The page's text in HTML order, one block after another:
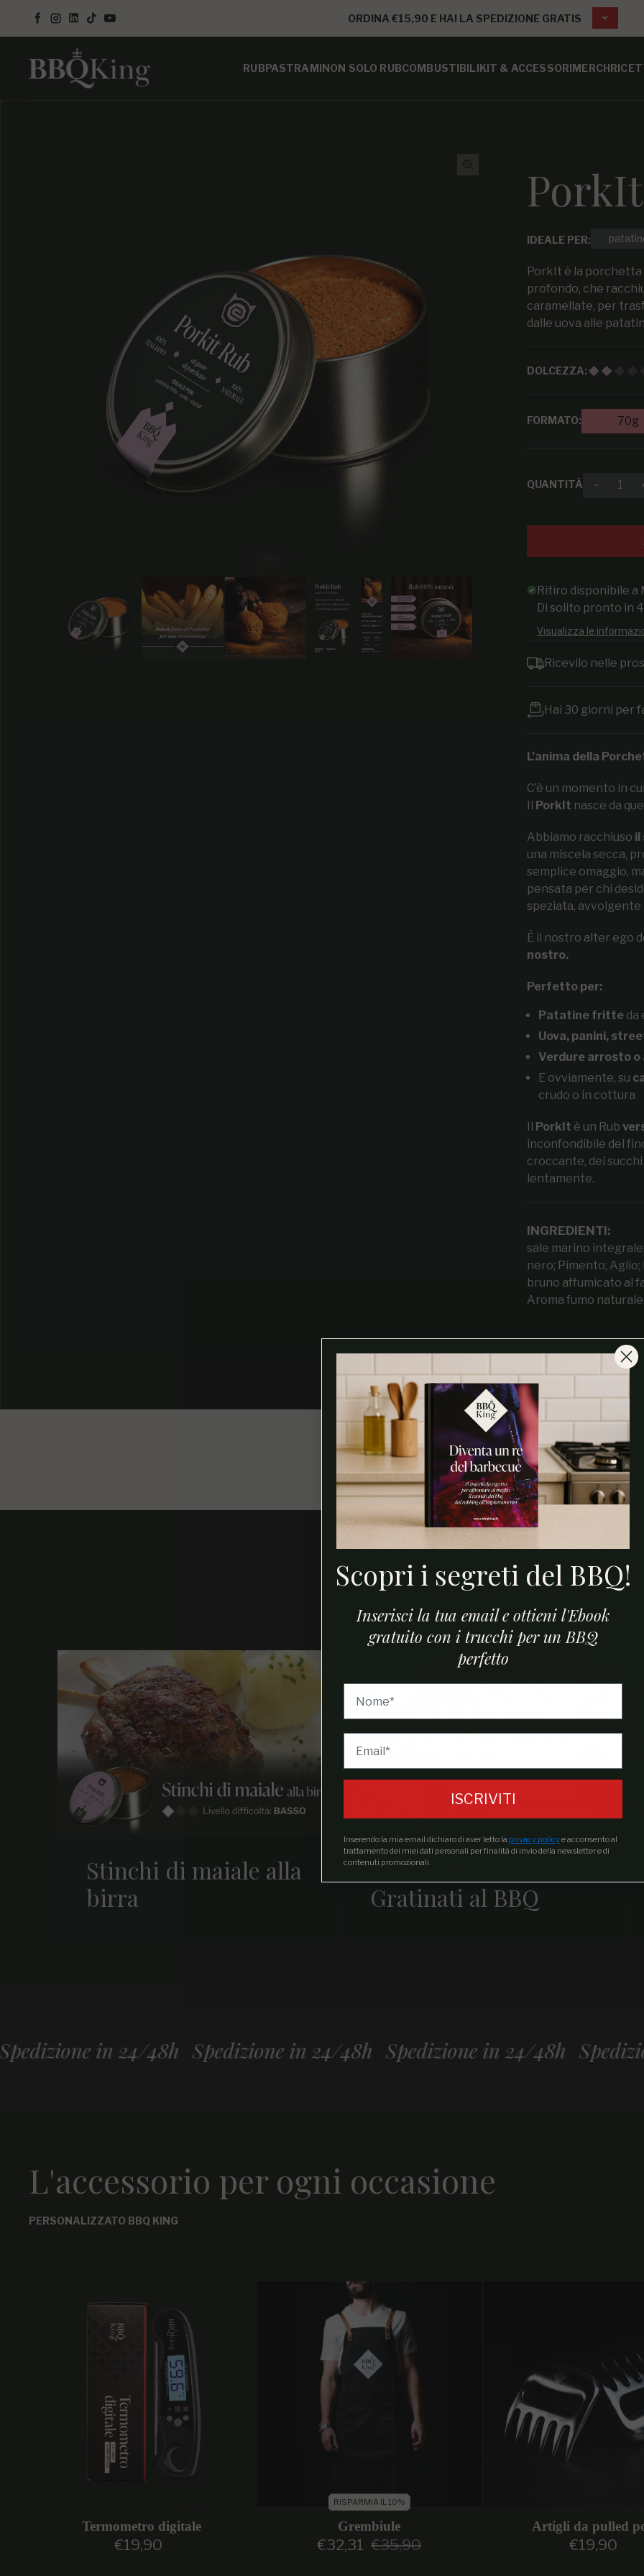
Facebook
Instagram
LinkedIn
TikTokYouTube
ORDINA €15,90 E HAI LA SPEDIZIONE GRATIS
RUBPASTRAMINON SOLO RUBCOMBUSTIBILIKIT & ACCESSORIMERCH
IDEALE PER:
PorkIt è la porchetta
profondo, che
caramellate, per
dalle uova alle
DOLCEZZA:
FORMATO: 70g
QUANTITÀ
Ritiro disponibile a
Di solito pronto in
Visualizza le
Ricevilo nelle
Hai 30 giorni per
L’anima della
C’è un momento in
PorkIt nasce da
Abbiamo racchiuso il
una miscela secca,
semplice omaggio,
pensata per chi
speziata, avvolgente
È il nostro alter ego
nostro.
Perfetto per:
Patatine fritteda
Uova, panini,
Verdure arrosto o
E ovviamente, su
crudo o in cottura
PorkIt è un Rub
inconfondibile del
croccante, dei
lentamente.
INGREDIENTI:
sale marino
nero; Pimento;
bruno affumicato al
Aroma fumo
Ricette barbecue
Stinchi di maiale alla
birra
Anelli di Totano
Gratinati al BBQ
in 24/48h Spedizione in 24/48h Spedizione in 24/48h Spedizione in
L'accessorio per ogni occasione
PERSONALIZZATO BBQ KING
Termometro digitale
Prezzo regolare
€19,90
RISPARMIA IL 10%
Grembiule
Prezzo di vendita
€32,31 Prezzo regolare
€35,90
Artigli da pulled
Prezzo
€19,90
Scopri i segreti del BBQ!
Inserisci la tua email e ottieni l'Ebook
gratuito con i trucchi per un BBQ
perfetto
ISCRIVITI
Inserendo la mia email dichiaro di aver letto la privacy policye acconsento al
trattamento dei miei dati personali per finalità di invio della newsletter e di
contenuti promozionali.